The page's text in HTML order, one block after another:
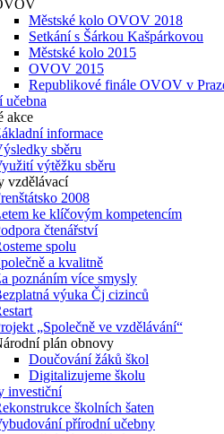
Městské kolo OVOV 2018
Setkání s Šárkou Kašpárkovou
Městské kolo 2015
OVOV 2015
Republikové finále OVOV v
učebna
akce
informace
sběru
výtěžku sběru
vzdělávací
2008
ke klíčovým kompetencím
čtenářství
spolu
a kvalitně
poznáním více smysly
výuka Čj cizinců
„Společně ve vzdělávání“
plán obnovy
Doučování žáků škol
Digitalizujeme školu
investiční
školních šaten
přírodní učebny